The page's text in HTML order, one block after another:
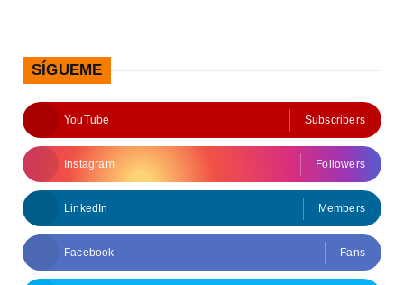
SÍGUEME
YouTube Subscribers
Instagram Followers
LinkedIn Members
Facebook Fans